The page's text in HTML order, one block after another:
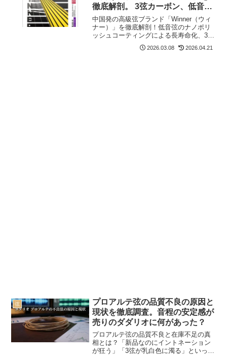
徹底解剖。 3弦カーボン、低音ナ
ノポリッシュコーティングなどト
レンドを押さえた仕様
中国発の高級弦ブランド「Winner（ウィ
ナー）」を徹底解剖！低音弦のナノポリ
ッシュコーティングによる長寿命化、3弦
のみカーボンのハイブリッド仕様など、
最新トレンドを抑えた実力派です。テン
2026.03.08 2026.04.21
弦
プロアルテ弦の品質不良の原因と
現状を徹底調査。音程の安定感が
売りのダダリオに何があった？
プロアルテ弦の品質不良と在庫不足の真
相とは？「新品なのにイントネーション
が狂う」「3弦が乳白色に濁る」といった